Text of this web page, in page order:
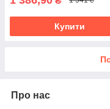
Купити
Про нас